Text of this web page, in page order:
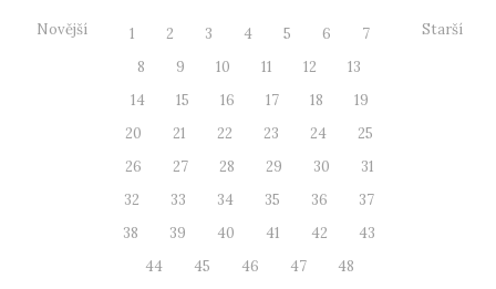
Novější 1 2 3 4 5 6
7
8
9 10 11 12
13
14
15 16 17 18
19
20
21 22 23 24
25
26
27 28 29 30
31
32
33 34 35 36
37
38
39 40 41 42
43
44
45 46 47
48
Starší